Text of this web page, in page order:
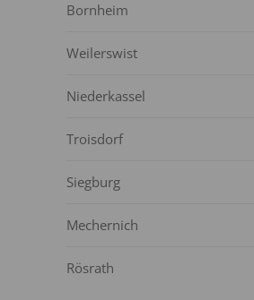
Bornheim
Weilerswist
Niederkassel
Troisdorf
Siegburg
Mechernich
Rösrath